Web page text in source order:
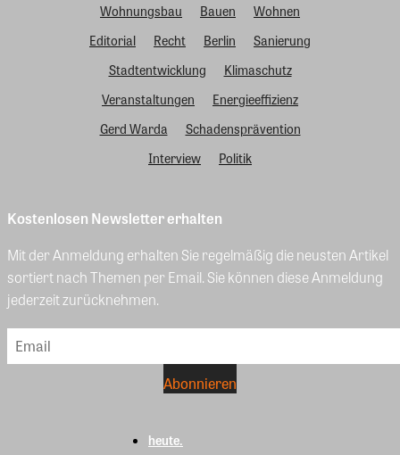
Wohnungsbau
Bauen
Wohnen
Editorial
Recht Berlin
Sanierung
Stadtentwicklung
Klimaschutz
Veranstaltungen
Energieeffizienz
Gerd Warda
Schadensprävention
Interview
Politik
Kostenlosen Newsletter erhalten
Mit der Anmeldung erhalten Sie regelmäßig die neusten Artikel
sortiert nach Themen per Email. Sie können diese Anmeldung
jederzeit zurücknehmen.
heute.